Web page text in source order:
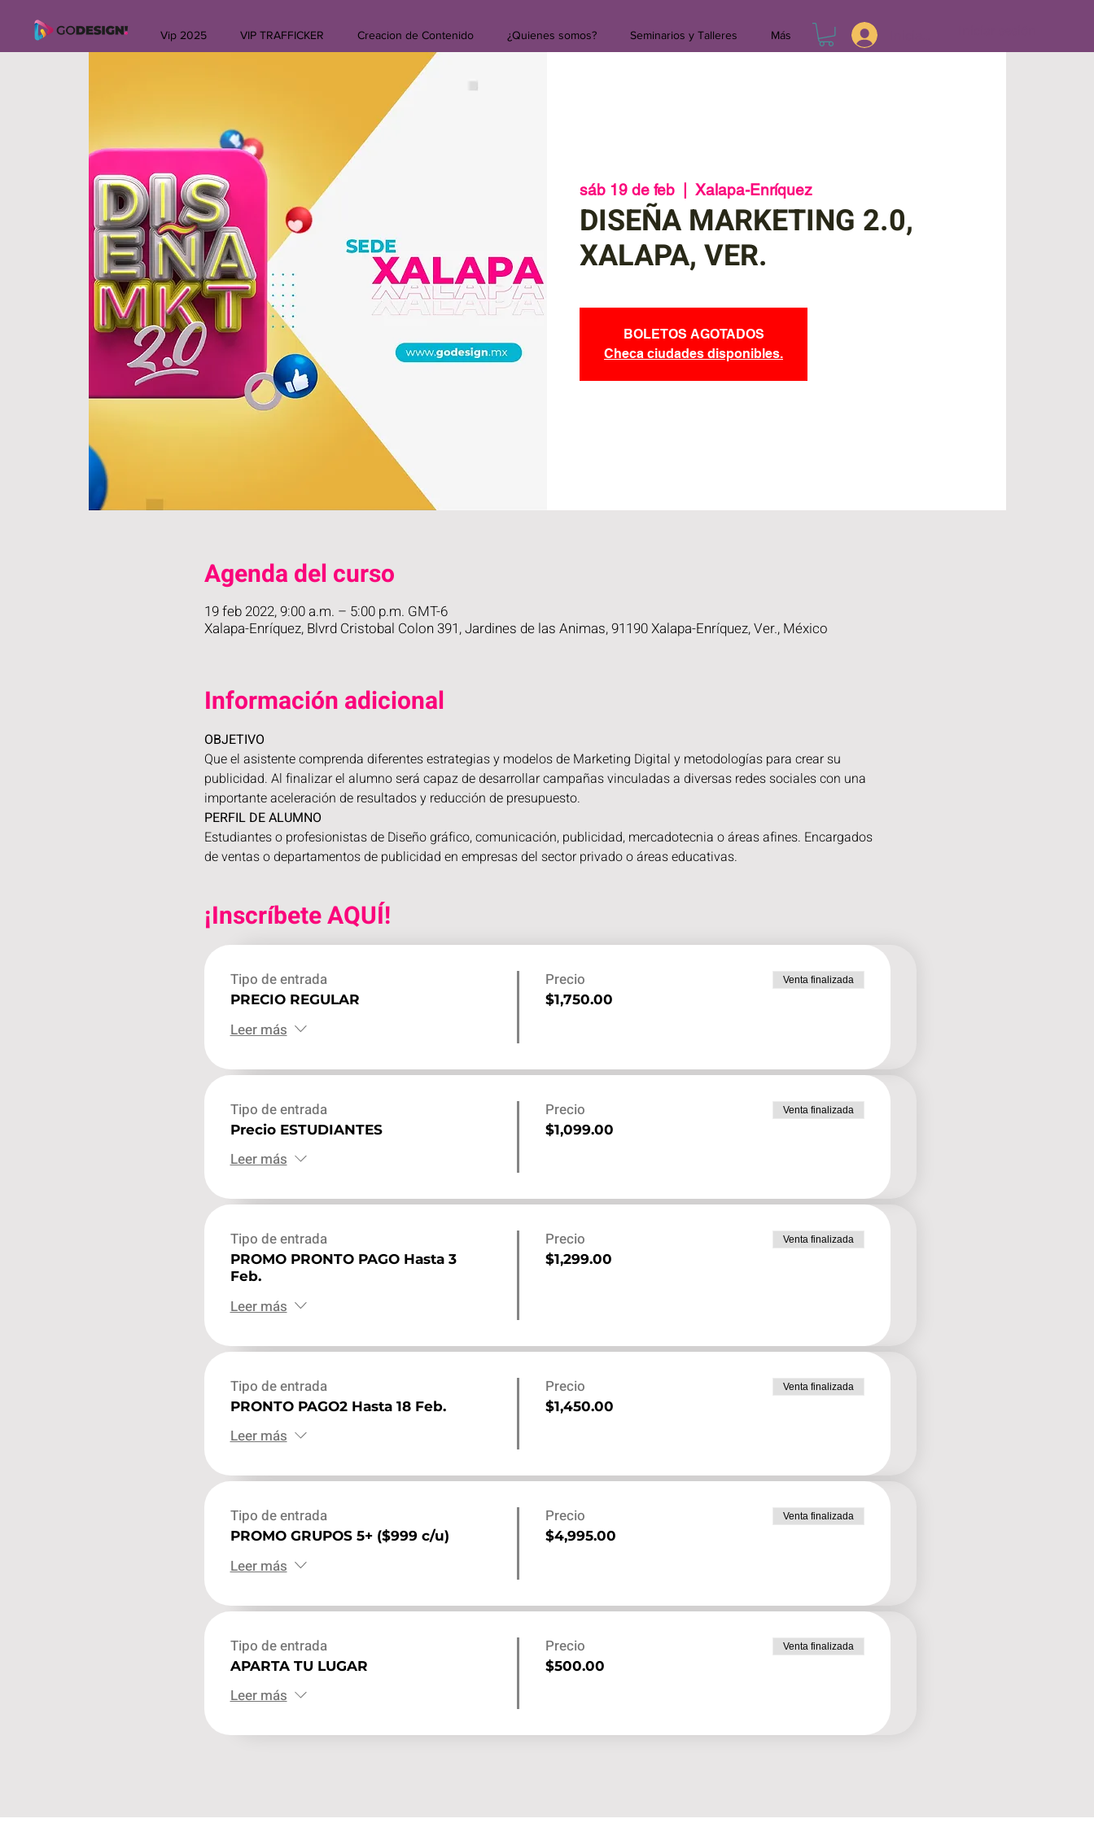
Vip 2025 VIP TRAFFICKER Creacion de Contenido ¿Quienes somos? Seminarios y Talleres Más
sáb 19 de feb Xalapa-Enríquez
DISEÑA MARKETING 2.0,
XALAPA, VER.
BOLETOS AGOTADOS
Checa ciudades disponibles.
Agenda del curso
19 feb 2022, 9:00 a.m. – 5:00 p.m. GMT-6
Xalapa-Enríquez, Blvrd Cristobal Colon 391, Jardines de las Animas, 91190 Xalapa-Enríquez, Ver., México
Información adicional
OBJETIVO
Que el asistente comprenda diferentes estrategias y modelos de Marketing Digital y metodologías para crear su
publicidad. Al finalizar el alumno será capaz de desarrollar campañas vinculadas a diversas redes sociales con una
importante aceleración de resultados y reducción de presupuesto.
PERFIL DE ALUMNO
Estudiantes o profesionistas de Diseño gráfico, comunicación, publicidad, mercadotecnia o áreas afines. Encargados
de ventas o departamentos de publicidad en empresas del sector privado o áreas educativas.
¡Inscríbete AQUÍ!
Tipo de entrada
PRECIO REGULAR
Leer más
Precio
$1,750.00
Venta finalizada
Tipo de entrada
Precio ESTUDIANTES
Leer más
Precio
$1,099.00
Venta finalizada
Tipo de entrada
PROMO PRONTO PAGO Hasta 3
Feb.
Leer más
Precio
$1,299.00
Venta finalizada
Tipo de entrada
PRONTO PAGO2 Hasta 18 Feb.
Leer más
Precio
$1,450.00
Venta finalizada
Tipo de entrada
PROMO GRUPOS 5+ ($999 c/u)
Leer más
Precio
$4,995.00
Venta finalizada
Tipo de entrada
APARTA TU LUGAR
Leer más
Precio
$500.00
Venta finalizada